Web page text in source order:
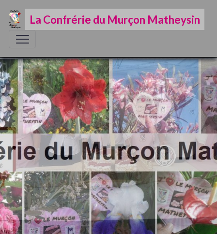
La Confrérie du Murçon Matheysin